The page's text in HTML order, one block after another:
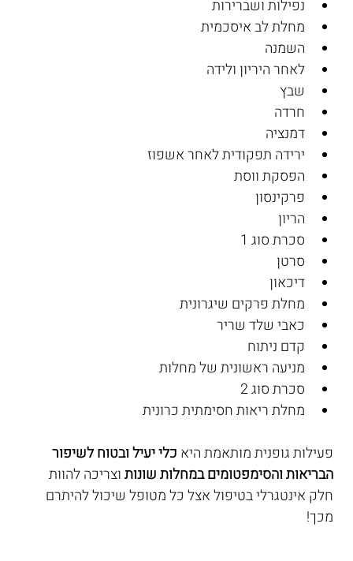
נפילות ושברירות
מחלת לב איסכמית
השמנה
לאחר היריון ולידה
שבץ
חרדה
דמנציה
ירידה תפקודית לאחר אשפוז
הפסקת ווסת
פרקינסון
הריון
סכרת סוג 1
סרטן
דיכאון
מחלת פרקים שיגרונית
כאבי שלד שריר
קדם ניתוח
מניעה ראשונית של מחלות
סכרת סוג 2
מחלת ריאות חסימתית כרונית
פעילות גופנית מותאמת היא כלי יעיל ובטוח לשיפור
הבריאות והסימפטומים במחלות שונות וצריכה להוות
חלק אינטגרלי בטיפול אצל כל מטופל שיכול להיתרם
מכך!